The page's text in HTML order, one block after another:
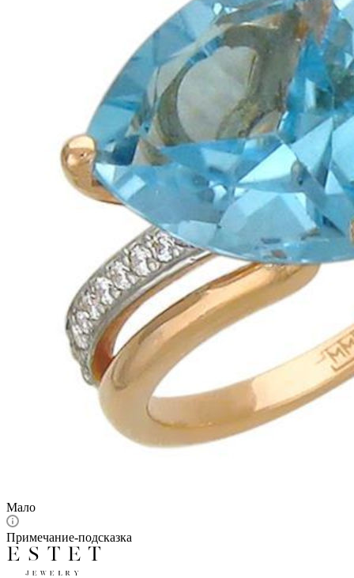
Мало
Примечание-подсказка